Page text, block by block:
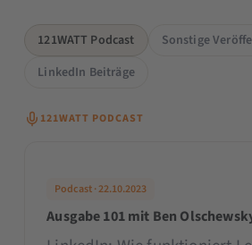
121WATT Podcast
Sonstige
LinkedIn Beiträge
121WATT PODCAST
Podcast · 22.10.2023
Ausgabe 101 mit Ben